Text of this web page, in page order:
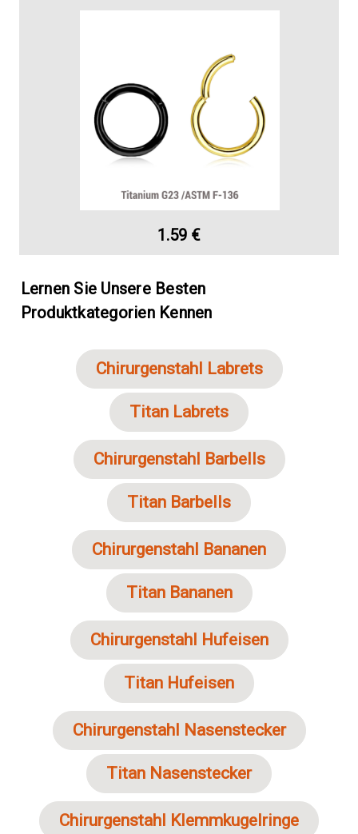
1.59 €
Lernen Sie Unsere Besten
Produktkategorien Kennen
Chirurgenstahl Labrets
Titan Labrets
Chirurgenstahl Barbells
Titan Barbells
Chirurgenstahl Bananen
Titan Bananen
Chirurgenstahl Hufeisen
Titan Hufeisen
Chirurgenstahl Nasenstecker
Titan Nasenstecker
Chirurgenstahl Klemmkugelringe